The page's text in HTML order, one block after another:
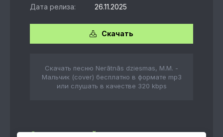
Дата релиза:
26.11.2025
Скачать
Скачать песню Nerātnās dziesmas, M.M. -
Мальчик (cover) бесплатно в формате mp3
или слушать в качестве 320 kbps
Слушать онлайн